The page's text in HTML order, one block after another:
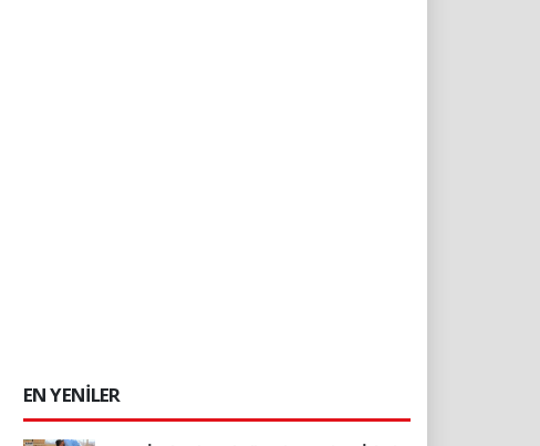
EN YENİLER